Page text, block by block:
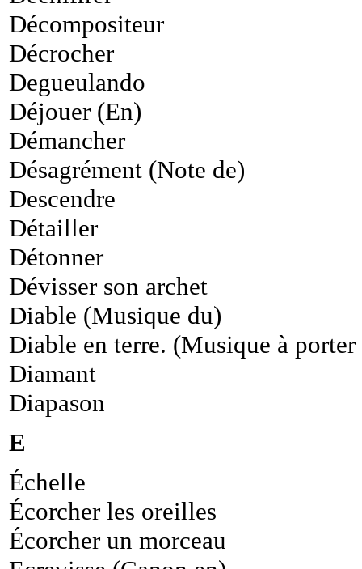
Décompositeur
Décrocher
Degueulando
Déjouer (En)
Démancher
Désagrément (Note de)
Descendre
Détailler
Détonner
Dévisser son archet
Diable (Musique du)
Diable en terre. (Musique à
Diamant
Diapason
E
Échelle
Écorcher les oreilles
Écorcher un morceau